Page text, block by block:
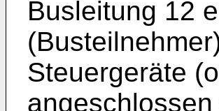
Busleitung 12
Steuergeräte